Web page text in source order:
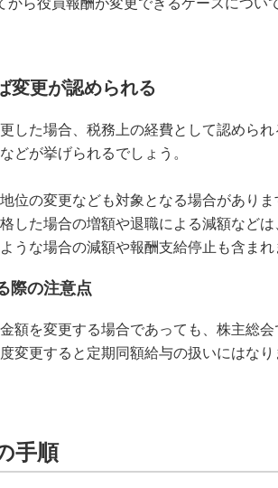
から役員報酬が変更できるケースにつ
変更が認められる
した場合、税務上の経費として認めら
どが挙げられるでしょう。
位の変更なども対象となる場合がありま
した場合の増額や退職による減額など
うな場合の減額や報酬支給停止も含まれ
際の注意点
額を変更する場合であっても、株主総
変更すると定期同額給与の扱いにはなり
手順